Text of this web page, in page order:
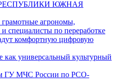
ЮЖНАЯ
агрономы,
специалисты по переработке
комфортную цифровую
универсальный культурный
ГУ МЧС России по РСО-